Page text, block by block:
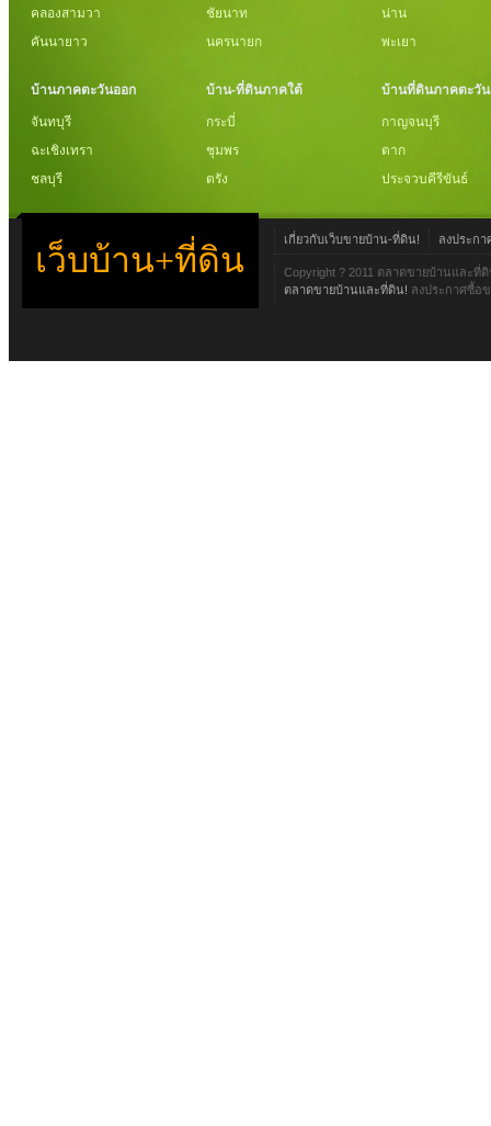
คลองสามวา
คันนายาว
บ้านภาคตะวันออก
จันทบุรี
ฉะเชิงเทรา
ชลบุรี
ชัยนาท
นครนายก
บ้าน-ที่ดินภาคใต้
กระบี่
ชุมพร
ตรัง
น่าน
พะเยา
บ้านที่ดินภาคตะวั
กาญจนบุรี
ตาก
ประจวบคีรีขันธ์
เว็บบ้าน+ที่ดิน
เกี่ยวกับเว็บขายบ้าน-ที่ดิน! ลงประก
Copyright ? 2011 ตลาดขายบ้านและที่
ตลาดขายบ้านและที่ดิน! ลงประกาศซื้อ